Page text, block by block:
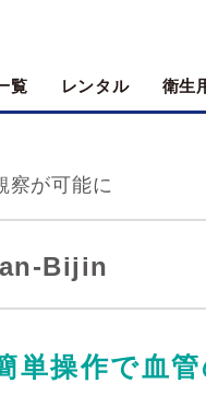
覧 レンタル 衛生
察が可能に
Bijin
操作で血管